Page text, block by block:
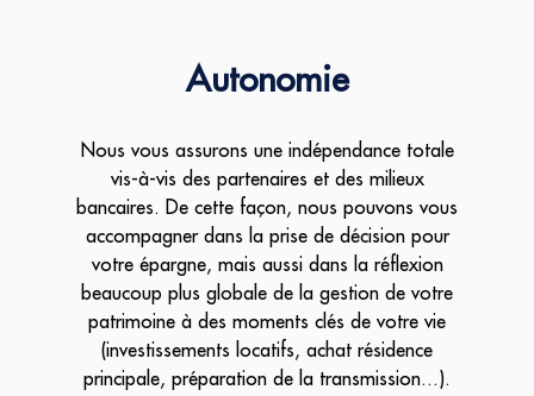
Autonomie
Nous vous assurons une indépendance totale
vis-à-vis des partenaires et des milieux
bancaires. De cette façon, nous pouvons vous
accompagner dans la prise de décision pour
votre épargne, mais aussi dans la réflexion
beaucoup plus globale de la gestion de votre
patrimoine à des moments clés de votre vie
(investissements locatifs, achat résidence
principale, préparation de la transmission...).